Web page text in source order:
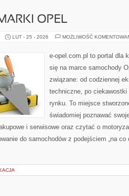
OPEL
LUT - 25 - 2026 MOŻLIWOŚĆ
e-opel.com.pl to portal dla
się na marce samochody
związane: od codziennej
techniczne, po
rynku. To miejsce
świadomiej poznawać
i serwisowe oraz czytać o
do samochodów z podejściem „na